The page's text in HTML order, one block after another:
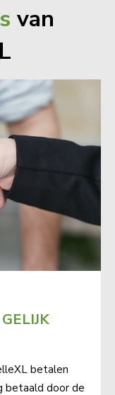
van
betalen
betaald door de